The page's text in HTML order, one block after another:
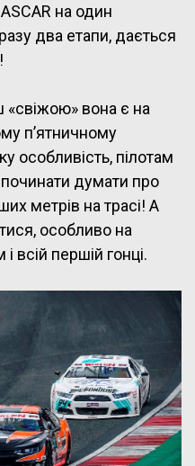
на один
два етапи, дається
«свіжою» вона є на
п’ятничному
особливість, пілотам
думати про
метрів на трасі! А
особливо на
і всій першій гонці.